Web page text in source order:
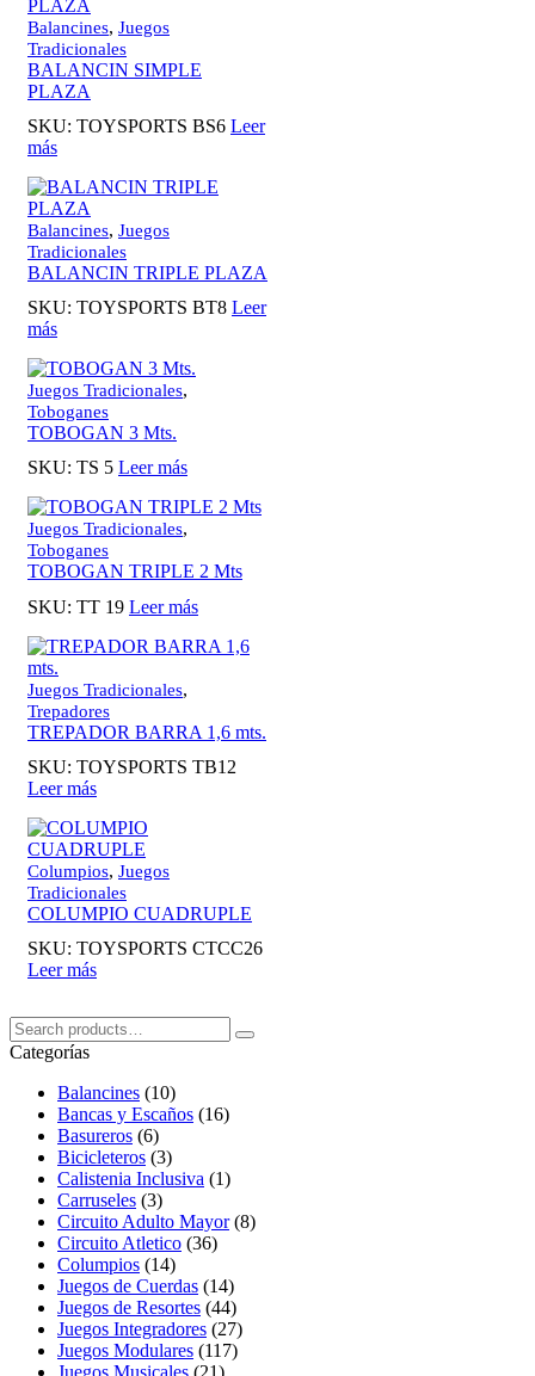
Balancines, Juegos
Tradicionales
BALANCIN SIMPLE
PLAZA
SKU: TOYSPORTS BS6 Leer
más
Balancines, Juegos
Tradicionales
BALANCIN TRIPLE PLAZA
SKU: TOYSPORTS BT8 Leer
más
Juegos Tradicionales,
Toboganes
TOBOGAN 3 Mts.
SKU: TS 5 Leer más
Juegos Tradicionales,
Toboganes
TOBOGAN TRIPLE 2 Mts
SKU: TT 19 Leer más
Juegos Tradicionales,
Trepadores
TREPADOR BARRA 1,6 mts.
SKU: TOYSPORTS TB12
Leer más
Columpios, Juegos
Tradicionales
COLUMPIO CUADRUPLE
SKU: TOYSPORTS CTCC26
Leer más
Buscar:
Search
Categorías
Balancines (10)
Bancas y Escaños (16)
Basureros (6)
Bicicleteros (3)
Calistenia Inclusiva (1)
Carruseles (3)
Circuito Adulto Mayor (8)
Circuito Atletico (36)
Columpios (14)
Juegos de Cuerdas (14)
Juegos de Resortes (44)
Juegos Integradores (27)
Juegos Modulares (117)
Juegos Musicales (21)